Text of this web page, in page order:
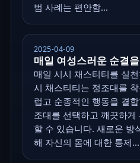
범 사례는 편안함...
2025-04-09
매일 여성스러운 순결
매일 시시 채스티티를 실
시 채스티티는 정조대를
럽고 순종적인 행동을 결
조대를 선택하고 깨끗하
할 수 있습니다. 새로운 방
해 자신의 몸에 대한 통제...